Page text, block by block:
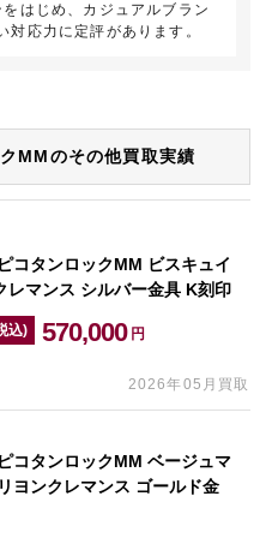
はじめ、カジュアルブラン
対応力に定評があります。
MMのその他買取実績
コタンロックMM ビスキュイ
レマンス シルバー金具 K刻印
込) 570,000 円
2026年05月買取
コタンロックMM ベージュマ
ヨンクレマンス ゴールド金